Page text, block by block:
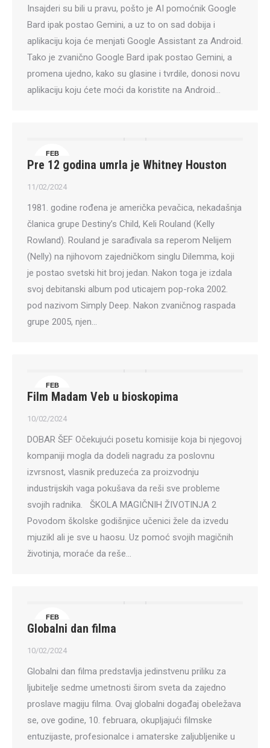
Insajderi su bili u pravu, pošto je AI pomoćnik Google
Bard ipak postao Gemini, a uz to on sad dobija i
aplikaciju koja će menjati Google Assistant za Android.
Tako je zvanično Google Bard ipak postao Gemini, a
promena ujedno, kako su glasine i tvrdile, donosi novu
aplikaciju koju ćete moći da koristite na Android…
FEB
11
Pre 12 godina umrla je Whitney Houston
11/02/2024
1981. godine rođena je američka pevačica, nekadašnja
članica grupe Destiny’s Child, Keli Rouland (Kelly
Rowland). Rouland je sarađivala sa reperom Nelijem
(Nelly) na njihovom zajedničkom singlu Dilemma, koji
je postao svetski hit broj jedan. Nakon toga je izdala
svoj debitanski album pod uticajem pop-roka 2002.
pod nazivom Simply Deep. Nakon zvaničnog raspada
grupe 2005, njen…
FEB
10
Film Madam Veb u bioskopima
10/02/2024
DOBAR ŠEF Očekujući posetu komisije koja bi njegovoj
kompaniji mogla da dodeli nagradu za poslovnu
izvrsnost, vlasnik preduzeća za proizvodnju
industrijskih vaga pokušava da reši sve probleme
svojih radnika. ŠKOLA MAGIČNIH ŽIVOTINJA 2
Povodom školske godišnjice učenici žele da izvedu
mjuzikl ali je sve u haosu. Uz pomoć svojih magičnih
životinja, moraće da reše…
FEB
10
Globalni dan filma
10/02/2024
Globalni dan filma predstavlja jedinstvenu priliku za
ljubitelje sedme umetnosti širom sveta da zajedno
proslave magiju filma. Ovaj globalni događaj obeležava
se, ove godine, 10. februara, okupljajući filmske
entuzijaste, profesionalce i amaterske zaljubljenike u